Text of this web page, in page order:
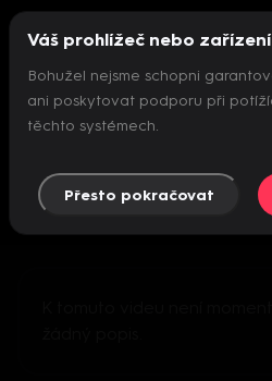
Nepodařilo se
Váš prohlížeč nebo
Bohužel nejsme schopni
ani poskytovat podporu při
těchto systémech.
Přesto pokračovat